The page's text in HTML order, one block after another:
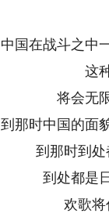
中国在战斗之中
这
将会无
到那时中国的面
到那时到
到处都是
欢歌将